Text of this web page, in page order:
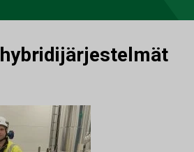
hybridijärjestelmät